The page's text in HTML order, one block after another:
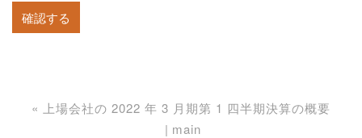
«
上場会社の 2022 年 3 月期第 1 四半期決算の概要
main